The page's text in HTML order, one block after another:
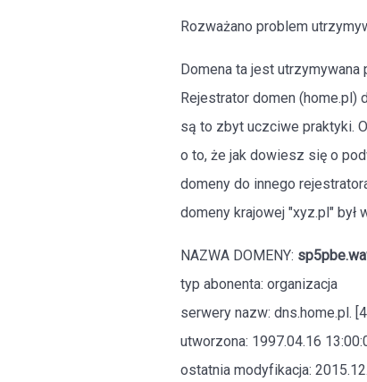
Rozważano problem
Domena ta jest
Rejestrator domen (home.pl)
są to zbyt uczciwe praktyki.
o to, że jak dowiesz się o
domeny do innego
domeny krajowej "xyz.pl" był
NAZWA DOMENY:
typ abonenta: organizacja
serwery nazw: dns.home.pl.
utworzona: 1997.04.16
ostatnia modyfikacja: